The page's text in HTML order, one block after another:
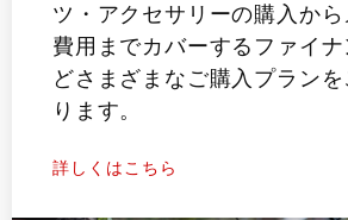
ツ・アクセサリーの購入から
費用までカバーするファイ
どさまざまなご購入プラン
ります。
詳しくはこちら